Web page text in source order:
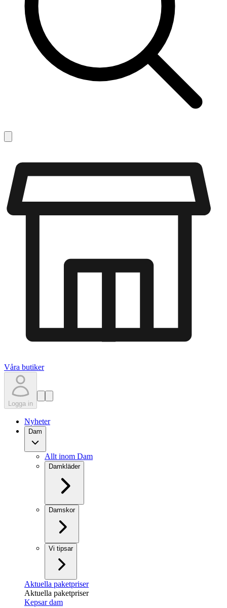
Våra butiker
Logga in
Nyheter
Dam
Allt inom Dam
Damkläder
Damskor
Vi tipsar
Aktuella paketpriser
Aktuella paketpriser
Kepsar dam